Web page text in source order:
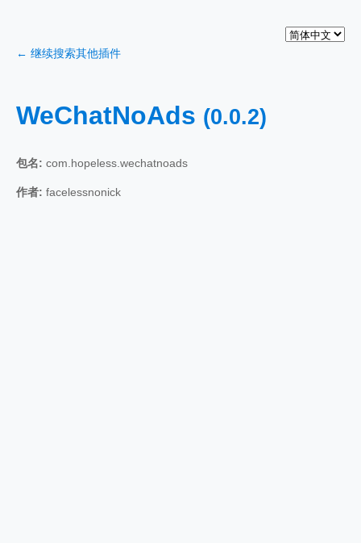
← 继续搜索其他插件
WeChatNoAds (0.0.2)
包名: com.hopeless.wechatnoads
作者: facelessnonick